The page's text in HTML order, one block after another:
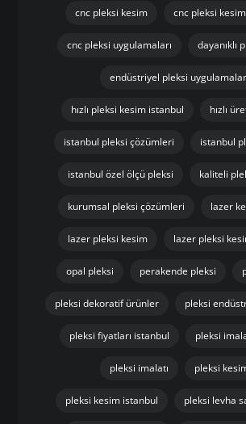
cnc pleksi kesim cnc pleksi
cnc pleksi uygulamaları dayanıklı
endüstriyel pleksi
hızlı pleksi kesim istanbul hızlı
istanbul pleksi çözümleri istanbul
istanbul özel ölçü pleksi kaliteli
kurumsal pleksi çözümleri lazer
lazer pleksi kesim lazer pleksi
opal pleksi perakende pleksi
pleksi dekoratif ürünler pleksi
pleksi fiyatları istanbul pleksi
pleksi imalatı pleksi
pleksi kesim istanbul pleksi levha